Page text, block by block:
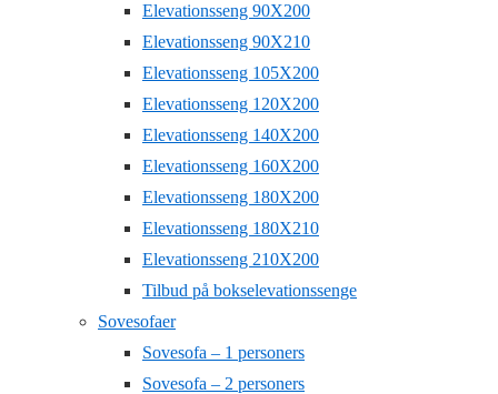
Elevationsseng 90X200
Elevationsseng 90X210
Elevationsseng 105X200
Elevationsseng 120X200
Elevationsseng 140X200
Elevationsseng 160X200
Elevationsseng 180X200
Elevationsseng 180X210
Elevationsseng 210X200
Tilbud på bokselevationssenge
Sovesofaer
Sovesofa – 1 personers
Sovesofa – 2 personers